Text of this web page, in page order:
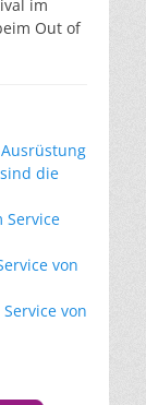
im
Out of
die
Service
von
von